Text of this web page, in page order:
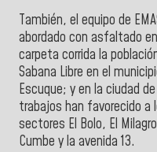
También, el equipo de
abordado con asfaltado
carpeta corrida la
Sabana Libre en el
Escuque; y en la ciudad
trabajos han favorecido a
sectores El Bolo, El
Cumbe y la avenida 13.